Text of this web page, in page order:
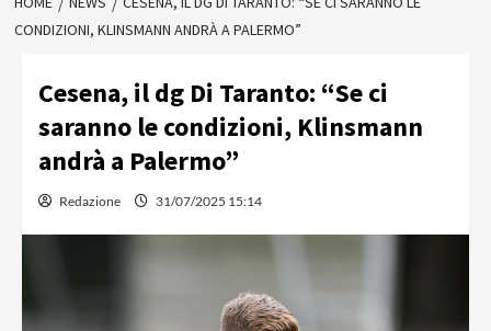
CONDIZIONI, KLINSMANN ANDRÀ A PALERMO”
Cesena, il dg Di Taranto: “Se ci
saranno le condizioni, Klinsmann
andrà a Palermo”
Redazione 31/07/2025 15:14